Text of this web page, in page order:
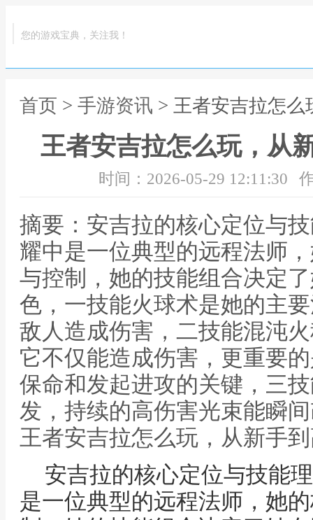
您的游戏宝典，关注我！
首页 > 手游资讯 > 王者安吉拉怎
王者安吉拉怎么玩，从
时间：2026-05-29 12:11:30
摘要：安吉拉的核心定位与
耀中是一位典型的远程法师
与控制，她的技能组合决定
色，一技能火球术是她的主
敌人造成伤害，二技能混沌
它不仅能造成伤害，更重要
保命和发起进攻的关键，三
发，持续的高伤害光束能瞬
王者安吉拉怎么玩，从新手
安吉拉的核心定位与技能
是一位典型的远程法师，她